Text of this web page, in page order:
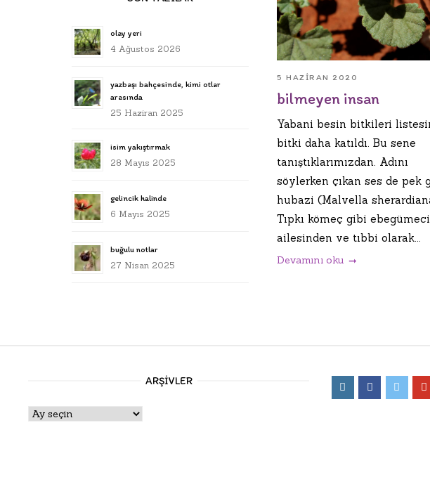
5 HAZIRAN 2020
bilmeyen insan
Yabani besin bitkileri
bitki daha katıldı. Bu sene
tanıştıklarımızdan. Adını
söylerken çıkan ses de pek
hubazi (Malvella
Tıpkı kömeç gibi
ailesinden ve tıbbi olarak...
Devamını oku
olay yeri
4 Ağustos 2026
yazbaşı bahçesinde, kimi otlar
arasında
25 Haziran 2025
isim yakıştırmak
28 Mayıs 2025
gelincik halinde
6 Mayıs 2025
buğulu notlar
27 Nisan 2025
ARŞIVLER
Arşivler